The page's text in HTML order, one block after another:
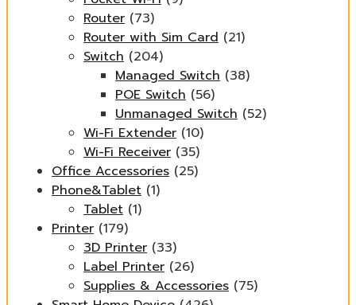
Router (73)
Router with Sim Card (21)
Switch (204)
Managed Switch (38)
POE Switch (56)
Unmanaged Switch (52)
Wi-Fi Extender (10)
Wi-Fi Receiver (35)
Office Accessories (25)
Phone&Tablet (1)
Tablet (1)
Printer (179)
3D Printer (33)
Label Printer (26)
Supplies & Accessories (75)